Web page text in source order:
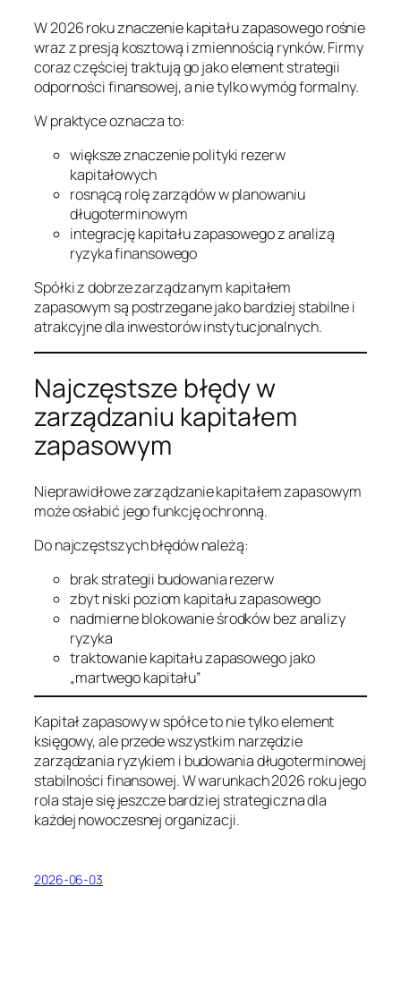
W 2026 roku znaczenie kapitału zapasowego rośnie
wraz z presją kosztową i zmiennością rynków. Firmy
coraz częściej traktują go jako element strategii
odporności finansowej, a nie tylko wymóg formalny.
W praktyce oznacza to:
większe znaczenie polityki rezerw
kapitałowych
rosnącą rolę zarządów w planowaniu
długoterminowym
integrację kapitału zapasowego z analizą
ryzyka finansowego
Spółki z dobrze zarządzanym kapitałem
zapasowym są postrzegane jako bardziej stabilne i
atrakcyjne dla inwestorów instytucjonalnych.
Najczęstsze błędy w
zarządzaniu kapitałem
zapasowym
Nieprawidłowe zarządzanie kapitałem zapasowym
może osłabić jego funkcję ochronną.
Do najczęstszych błędów należą:
brak strategii budowania rezerw
zbyt niski poziom kapitału zapasowego
nadmierne blokowanie środków bez analizy
ryzyka
traktowanie kapitału zapasowego jako
„martwego kapitału”
Kapitał zapasowy w spółce to nie tylko element
księgowy, ale przede wszystkim narzędzie
zarządzania ryzykiem i budowania długoterminowej
stabilności finansowej. W warunkach 2026 roku jego
rola staje się jeszcze bardziej strategiczna dla
każdej nowoczesnej organizacji.
2026-06-03